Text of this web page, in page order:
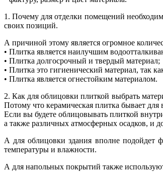
1. Почему для отделки помещений
своих позиций.
А причиной этому является огромное
• Плитка является наилучшим
• Плитка долгосрочный и твердый материал;
• Плитка это гигиенический материал, так
• Плитка является огнестойким материалом.
2. Как для облицовки плиткой выбрать
Потому что керамическая плитка бывает
Если вы будете облицовывать плиткой
а также различных атмосферных осадков, и
А для облицовки здания вполне подойдет
температуры и влажности.
А для напольных покрытий также